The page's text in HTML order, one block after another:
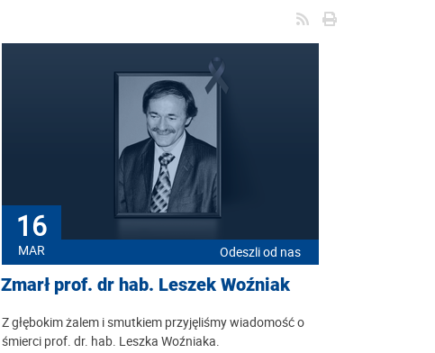
16
MAR Odeszli od nas
Zmarł prof. dr hab. Leszek Woźniak
Z głębokim żalem i smutkiem przyjęliśmy wiadomość o
śmierci prof. dr. hab. Leszka Woźniaka.